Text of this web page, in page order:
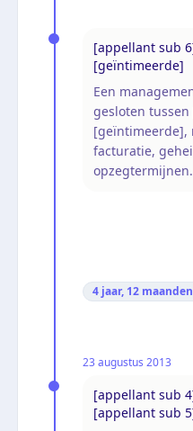
[appellant sub
[geïntimeerde]
Een
gesloten
[geïntimeerde],
facturatie,
opzegtermijnen.
4 jaar, 12 maanden
23 augustus 2013
[appellant sub
[appellant sub